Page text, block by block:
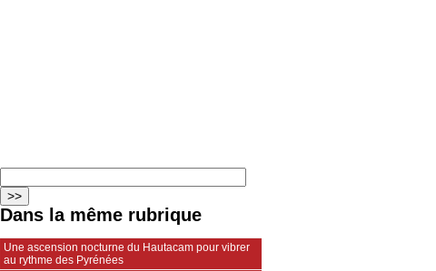
Dans la même rubrique
Une ascension nocturne du Hautacam pour vibrer
au rythme des Pyrénées